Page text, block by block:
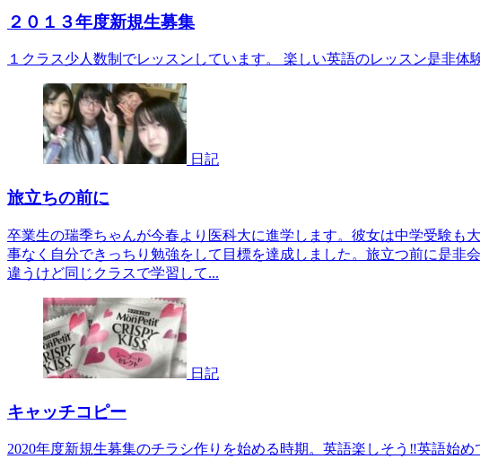
２０１３年度新規生募集
１クラス少人数制でレッスンしています。 楽しい英語のレッスン是非体
日記
旅立ちの前に
卒業生の瑞季ちゃんが今春より医科大に進学します。彼女は中学受験も
事なく自分できっちり勉強をして目標を達成しました。旅立つ前に是非
違うけど同じクラスで学習して...
日記
キャッチコピー
2020年度新規生募集のチラシ作りを始める時期。英語楽しそう‼️英語始